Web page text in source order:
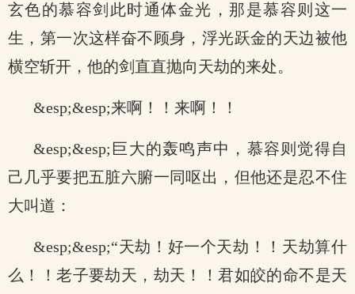
玄色的慕容剑此时通体金光，那是慕容则这一
生，第一次这样奋不顾身，浮光跃金的天边被他
横空斩开，他的剑直直抛向天劫的来处。
&esp;&esp;来啊！！来啊！！
&esp;&esp;巨大的轰鸣声中，慕容则觉得自
己几乎要把五脏六腑一同呕出，但他还是忍不住
大叫道：
&esp;&esp;“天劫！好一个天劫！！天劫算什
么！！老子要劫天，劫天！！君如皎的命不是天